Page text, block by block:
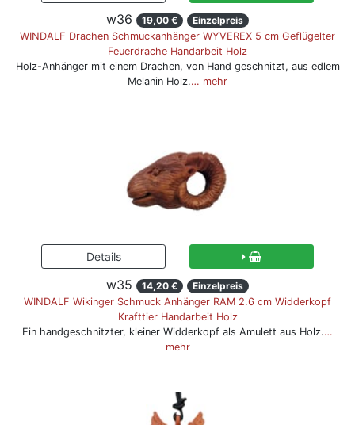
w36 19,00 €
Einzelpreis
WINDALF Drachen Schmuckanhänger WYVEREX 5 cm Geflügelter
Feuerdrache Handarbeit Holz
Holz-Anhänger mit einem Drachen, von Hand geschnitzt, aus edlem
Melanin Holz.… mehr
w35 14,20 €
Einzelpreis
WINDALF Wikinger Schmuck Anhänger RAM 2.6 cm Widderkopf
Krafttier Handarbeit Holz
Ein handgeschnitzter, kleiner Widderkopf als Amulett aus Holz.…
mehr